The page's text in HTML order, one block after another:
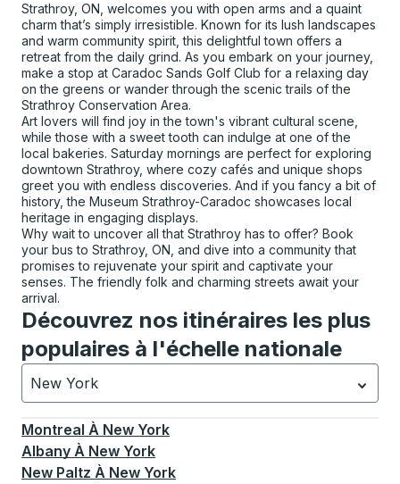
Strathroy, ON, welcomes you with open arms and a quaint
charm that’s simply irresistible. Known for its lush landscapes
and warm community spirit, this delightful town offers a
retreat from the daily grind. As you embark on your journey,
make a stop at Caradoc Sands Golf Club for a relaxing day
on the greens or wander through the scenic trails of the
Strathroy Conservation Area.
Art lovers will find joy in the town's vibrant cultural scene,
while those with a sweet tooth can indulge at one of the
local bakeries. Saturday mornings are perfect for exploring
downtown Strathroy, where cozy cafés and unique shops
greet you with endless discoveries. And if you fancy a bit of
history, the Museum Strathroy-Caradoc showcases local
heritage in engaging displays.
Why wait to uncover all that Strathroy has to offer? Book
your bus to Strathroy, ON, and dive into a community that
promises to rejuvenate your spirit and captivate your
senses. The friendly folk and charming streets await your
arrival.
Découvrez nos itinéraires les plus
populaires à l'échelle nationale
New York
Actuellement sélectionné: New York.La sélection est
Montreal À New York
Albany À New York
New Paltz À New York